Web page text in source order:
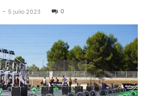
- 5 julio 2023 0